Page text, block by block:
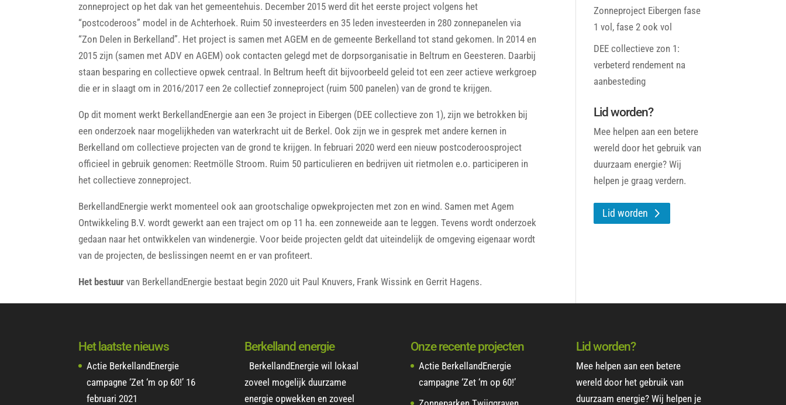
zonneproject op het dak van het gemeentehuis. December 2015 werd dit het eerste project volgens het
“postcoderoos” model in de Achterhoek. Ruim 50 investeerders en 35 leden investeerden in 280 zonnepanelen via
“Zon Delen in Berkelland”. Het project is samen met AGEM en de gemeente Berkelland tot stand gekomen. In 2014 en
2015 zijn (samen met ADV en AGEM) ook contacten gelegd met de dorpsorganisatie in Beltrum en Geesteren. Daarbij
staan besparing en collectieve opwek centraal. In Beltrum heeft dit bijvoorbeeld geleid tot een zeer actieve werkgroep
die er in slaagt om in 2016/2017 een 2e collectief zonneproject (ruim 500 panelen) van de grond te krijgen.
Op dit moment werkt BerkellandEnergie aan een 3e project in Eibergen (DEE collectieve zon 1), zijn we betrokken bij
een onderzoek naar mogelijkheden van waterkracht uit de Berkel. Ook zijn we in gesprek met andere kernen in
Berkelland om collectieve projecten van de grond te krijgen. In februari 2020 werd een nieuw postcoderoosproject
officieel in gebruik genomen: Reetmölle Stroom. Ruim 50 particulieren en bedrijven uit rietmolen e.o. participeren in
het collectieve zonneproject.
BerkellandEnergie werkt momenteel ook aan grootschalige opwekprojecten met zon en wind. Samen met Agem
Ontwikkeling B.V. wordt gewerkt aan een traject om op 11 ha. een zonneweide aan te leggen. Tevens wordt onderzoek
gedaan naar het ontwikkelen van windenergie. Voor beide projecten geldt dat uiteindelijk de omgeving eigenaar wordt
van de projecten, de beslissingen neemt en er van profiteert.
Het bestuur van BerkellandEnergie bestaat begin 2020 uit Paul Knuvers, Frank Wissink en Gerrit Hagens.
Zonneproject Eibergen fase
1 vol, fase 2 ook vol
DEE collectieve zon 1:
verbeterd rendement na
aanbesteding
Lid worden?
Mee helpen aan een betere
wereld door het gebruik van
duurzaam energie? Wij
helpen je graag verdern.
Lid worden
Het laatste nieuws
Actie BerkellandEnergie
campagne ‘Zet ‘m op 60!’ 16
februari 2021
Berkelland energie
BerkellandEnergie wil lokaal
zoveel mogelijk duurzame
energie opwekken en zoveel
Onze recente projecten
Actie BerkellandEnergie
campagne ‘Zet ‘m op 60!’
Lid worden?
Mee helpen aan een betere
wereld door het gebruik van
duurzaam energie? Wij helpen je